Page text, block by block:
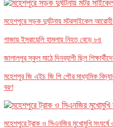
মহেশপুরে সড়ক দুর্ঘটনায় মটরসাইকেল আরোহী
গাজায় ইসরায়েলি হামলায় নিহত বেড়ে ৮৪
জালালপুর স্কুল মাঠে দিনব্যাপী ছিল
মহেশপুর জি এইচ জি পি পৌর মাধ্যমিক
বরণ
মহেশপুরে ট্রাক ও সিএনজির মুখোমুখি